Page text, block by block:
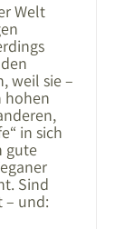
Welt
weil sie –
hohen
in sich
gute
Sind
– und: